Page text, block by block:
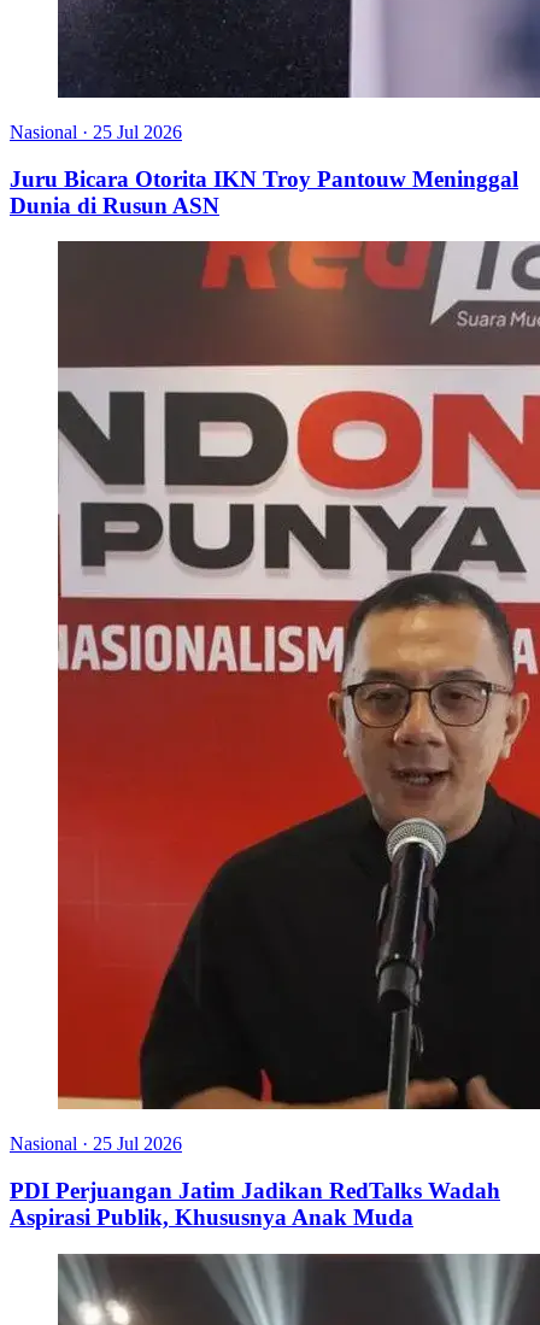
Nasional · 25 Jul 2026
Juru Bicara Otorita IKN Troy Pantouw Meninggal
Dunia di Rusun ASN
Nasional · 25 Jul 2026
PDI Perjuangan Jatim Jadikan RedTalks Wadah
Aspirasi Publik, Khususnya Anak Muda